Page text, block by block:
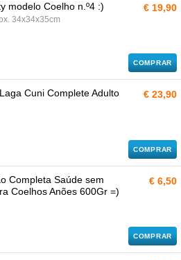
modelo Coelho n.º4 :)
34x34x35cm
€ 19,90
COMPRAR
Cuni Complete Adulto
€ 23,90
COMPRAR
Completa Saúde sem
Coelhos Anões 600Gr =)
€ 6,50
COMPRAR